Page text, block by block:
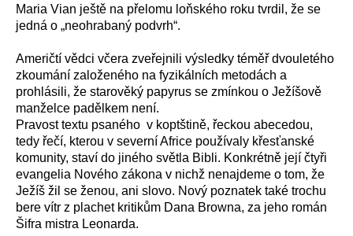
Maria Vian ještě na přelomu loňského roku tvrdil, že se
jedná o „neohrabaný podvrh“.
Američtí vědci včera zveřejnili výsledky téměř dvouletého
zkoumání založeného na fyzikálních metodách a
prohlásili, že starověký papyrus se zmínkou o Ježíšově
manželce padělkem není.
Pravost textu psaného v koptštině, řeckou abecedou,
tedy řečí, kterou v severní Africe používaly křesťanské
komunity, staví do jiného světla Bibli. Konkrétně její čtyři
evangelia Nového zákona v nichž nenajdeme o tom, že
Ježíš žil se ženou, ani slovo. Nový poznatek také trochu
bere vítr z plachet kritikům Dana Browna, za jeho román
Šifra mistra Leonarda.